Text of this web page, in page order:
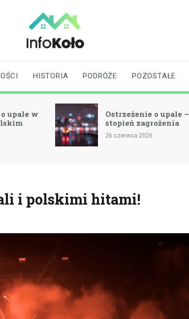
Koła | Koło
online
HISTORIA PODRÓŻE POZOSTAŁE
upale w
Ostrzeżenie o upale
stopień zagrożenia
26 czerwca 2026
i polskimi hitami!